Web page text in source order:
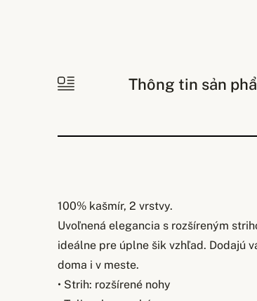
Thông tin sản
100% kašmír, 2 vrstvy.
Uvoľnená elegancia s rozšíreným
ideálne pre úplne šik vzhľad. Dodajú
doma i v meste.
• Strih: rozšírené nohy